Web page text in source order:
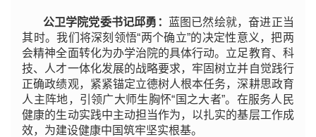
公卫学院党委书记邱勇：
蓝图已然绘就，奋进正当
其时。我们将深刻领悟“两个确立”的决定性意义，把两
会精神全面转化为办学治院的具体行动。立足教育、科
技、人才一体化发展的战略要求，牢固树立并自觉践行
正确政绩观，紧紧锚定立德树人根本任务，深耕思政育
人主阵地，引领广大师生胸怀“国之大者”。在服务人民
健康的生动实践中主动担当作为，以扎实的基层工作成
效，为建设健康中国筑牢坚实根基。